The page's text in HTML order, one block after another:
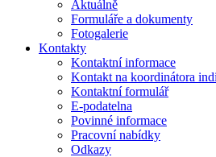
Aktuálně
Formuláře a dokumenty
Fotogalerie
Kontakty
Kontaktní informace
Kontakt na koordinátora
Kontaktní formulář
E-podatelna
Povinné informace
Pracovní nabídky
Odkazy